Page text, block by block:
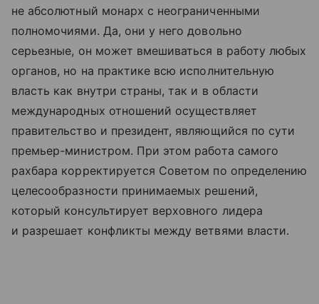
не абсолютный монарх с неограниченными
полномочиями. Да, они у него довольно
серьезные, он может вмешиваться в работу любых
органов, но на практике всю исполнительную
власть как внутри страны, так и в области
международных отношений осуществляет
правительство и президент, являющийся по сути
премьер-министром. При этом работа самого
рахбара корректируется Советом по определению
целесообразности принимаемых решений,
который консультирует верховного лидера
и разрешает конфликты между ветвями власти.